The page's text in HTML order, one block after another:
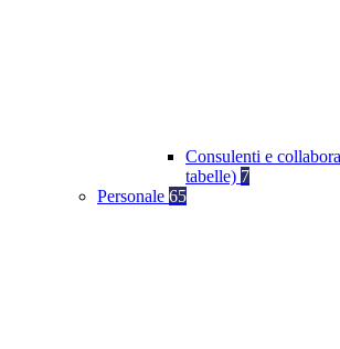
Consulenti e
tabelle) 7
Personale 65